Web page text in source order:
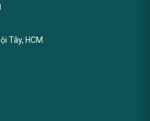
Tây, HCM